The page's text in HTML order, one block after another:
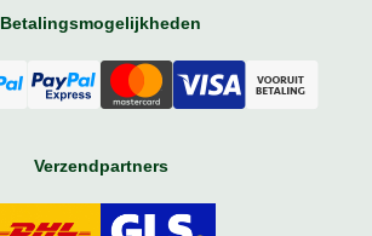
Betalingsmogelijkheden
Verzendpartners